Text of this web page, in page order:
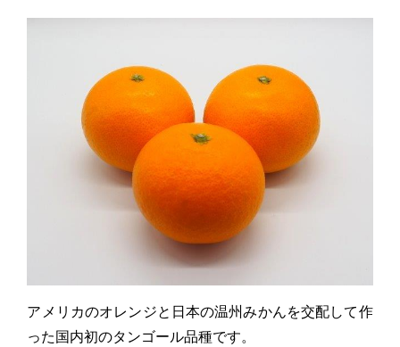
アメリカのオレンジと日本の温州みかんを交配して作
った国内初のタンゴール品種です。